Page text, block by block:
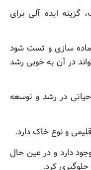
ایده آلی برای
سازی و تست شود
در آن به خوبی رشد
در رشد و توسعه
و نوع خاک دارد.
دارد و در عین حال
کرد.